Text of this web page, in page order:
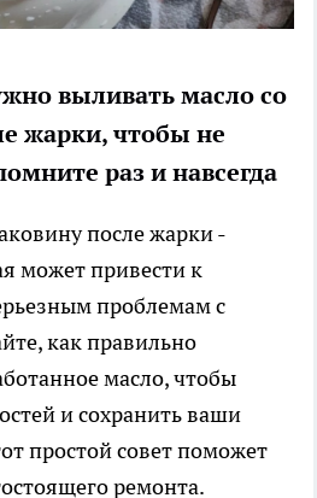
выливать масло со
жарки, чтобы не
раз и навсегда
после жарки -
может привести к
проблемам с
как правильно
масло, чтобы
и сохранить ваши
простой совет поможет
ремонта.